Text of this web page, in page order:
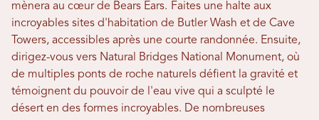
mènera au cœur de Bears Ears. Faites une halte aux
incroyables sites d'habitation de Butler Wash et de Cave
Towers, accessibles après une courte randonnée. Ensuite,
dirigez-vous vers Natural Bridges National Monument, où
de multiples ponts de roche naturels défient la gravité et
témoignent du pouvoir de l'eau vive qui a sculpté le
désert en des formes incroyables. De nombreuses